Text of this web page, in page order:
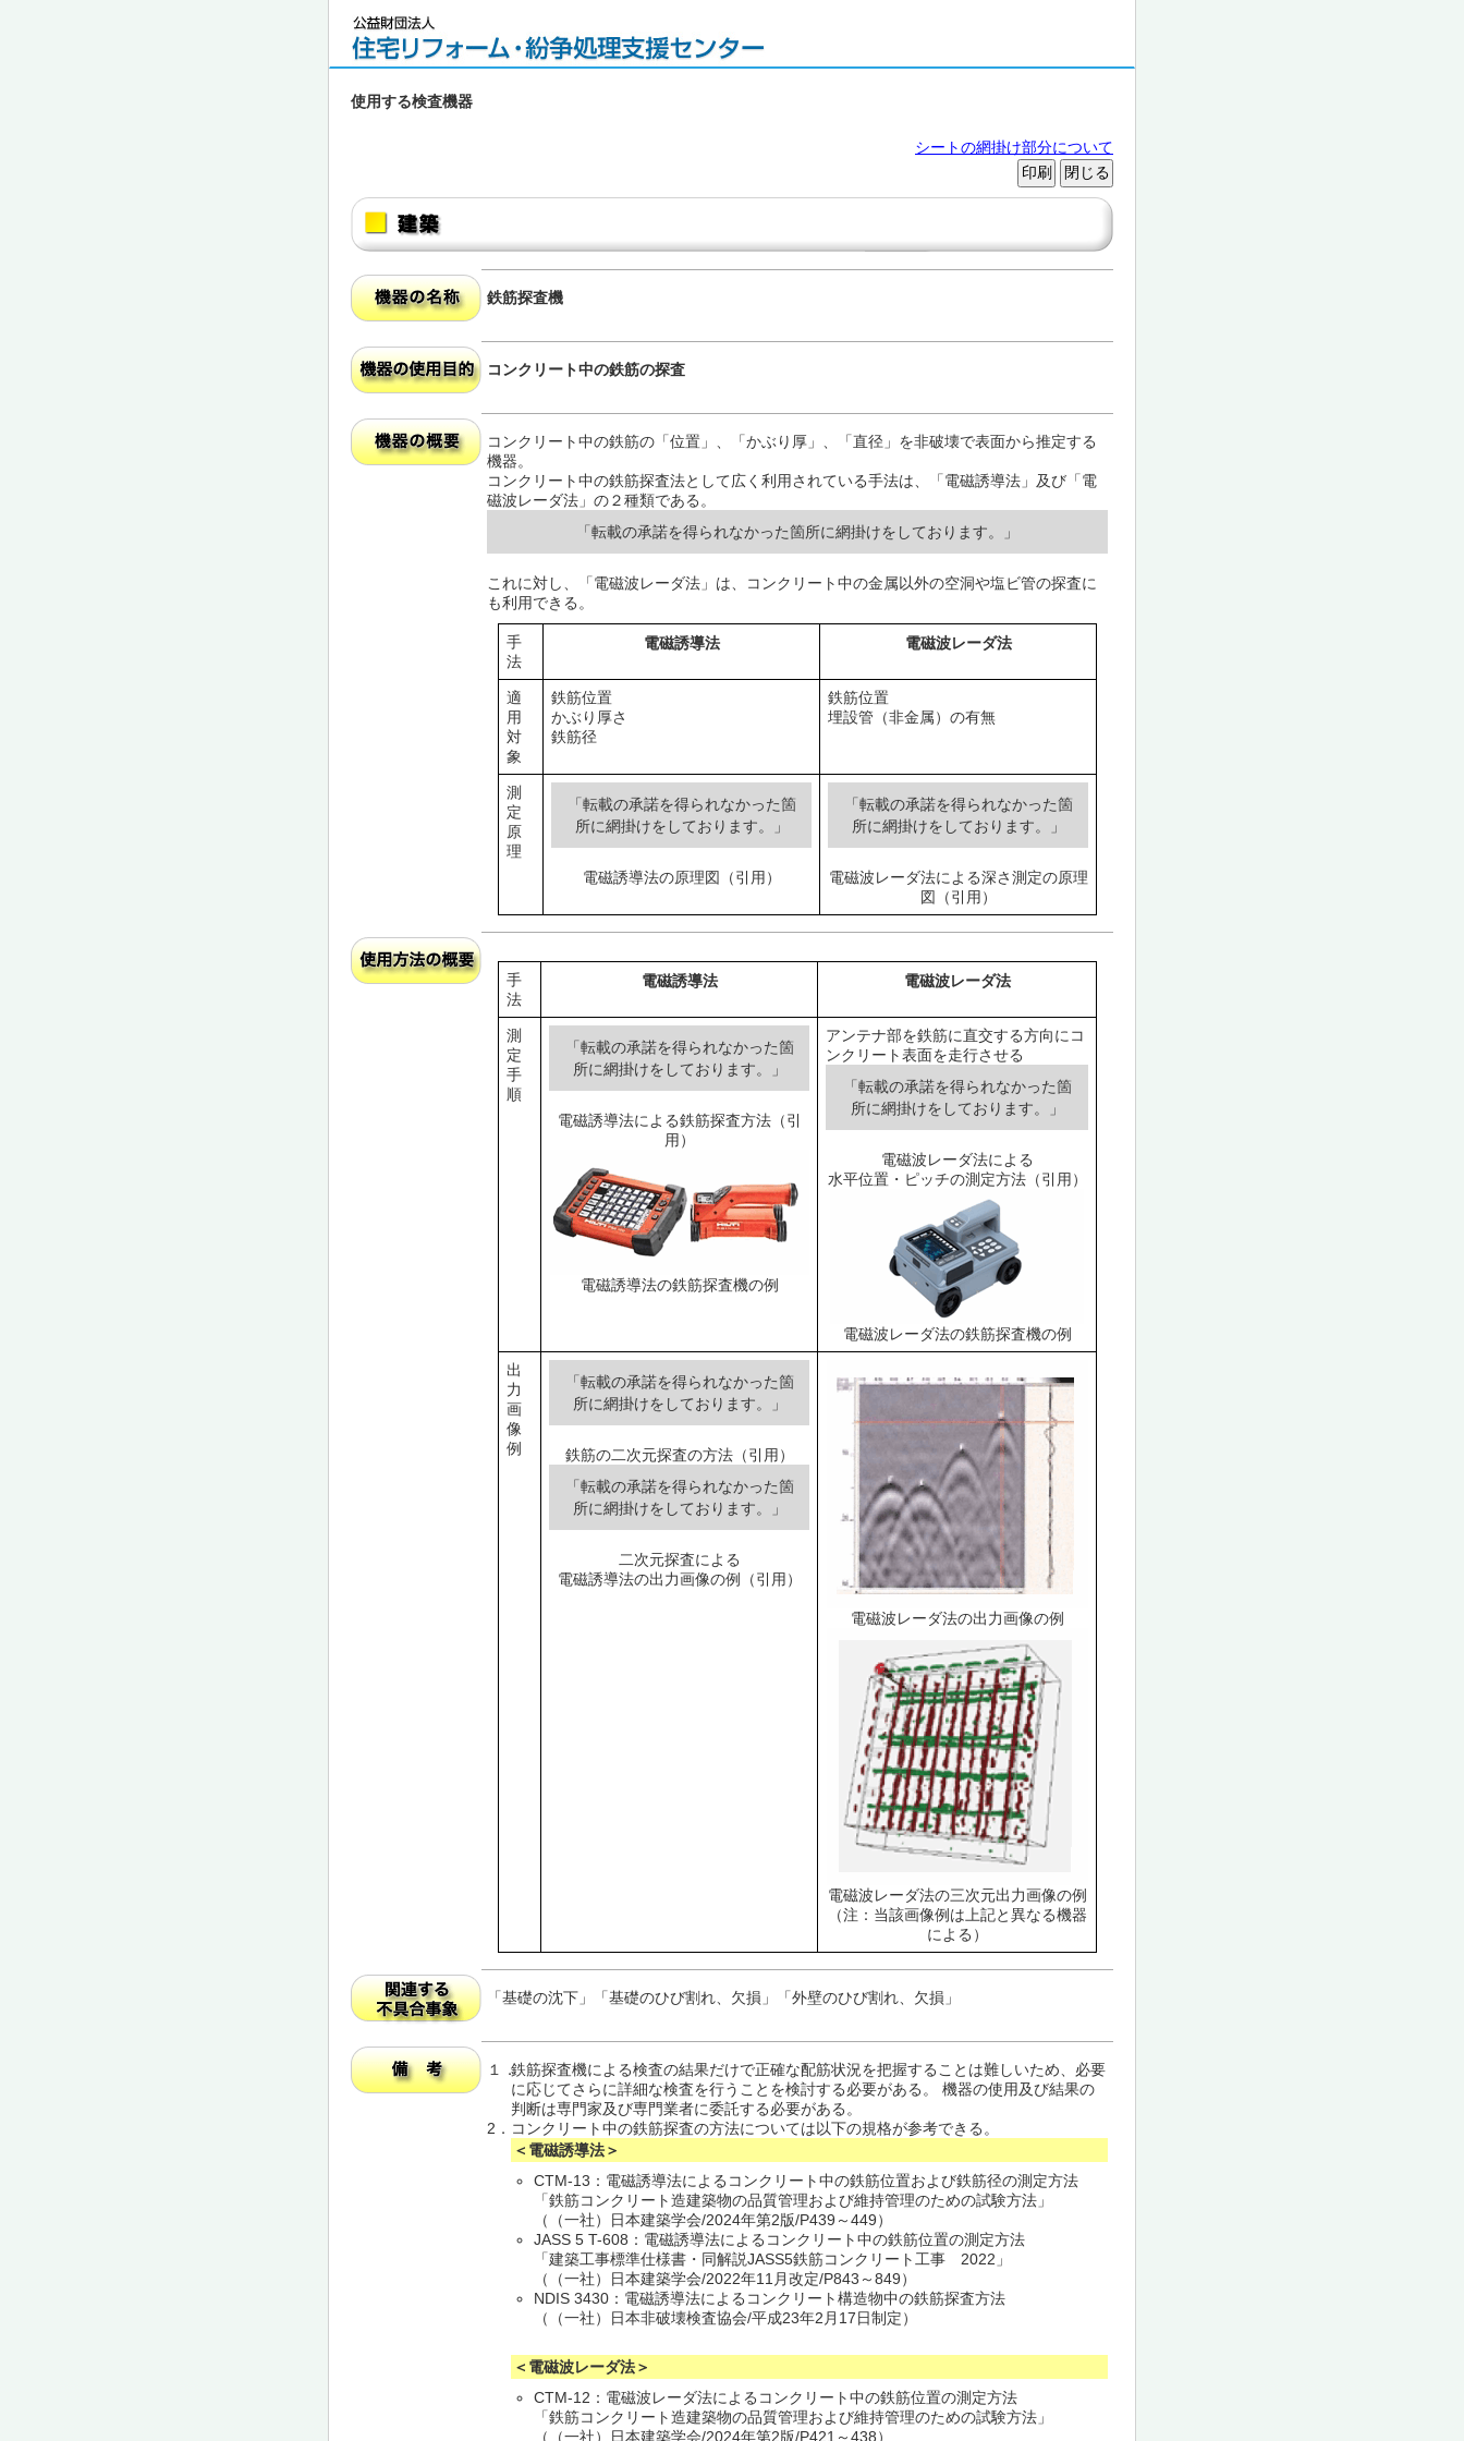
使用する検査機器
シートの網掛け部分について
鉄筋探査機
コンクリート中の鉄筋の探査
コンクリート中の鉄筋の「位置」、「かぶり厚」、「直径」を非破壊で表面から推定する
機器。
コンクリート中の鉄筋探査法として広く利用されている手法は、「電磁誘導法」及び「電
磁波レーダ法」の２種類である。
「転載の承諾を得られなかった箇所に網掛けをしております。」
これに対し、「電磁波レーダ法」は、コンクリート中の金属以外の空洞や塩ビ管の探査に
も利用できる。
手
法
電磁誘導法 電磁波レーダ法
適
用
対
象
鉄筋位置
かぶり厚さ
鉄筋径
鉄筋位置
埋設管（非金属）の有無
測
定
原
理
「転載の承諾を得られなかった箇
所に網掛けをしております。」
電磁誘導法の原理図（引用）
「転載の承諾を得られなかった箇
所に網掛けをしております。」
電磁波レーダ法による深さ測定の原理
図（引用）
手
法
電磁誘導法 電磁波レーダ法
測
定
手
順
「転載の承諾を得られなかった箇
所に網掛けをしております。」
電磁誘導法による鉄筋探査方法（引
用）
電磁誘導法の鉄筋探査機の例
アンテナ部を鉄筋に直交する方向にコ
ンクリート表面を走行させる
「転載の承諾を得られなかった箇
所に網掛けをしております。」
電磁波レーダ法による
水平位置・ピッチの測定方法（引用）
電磁波レーダ法の鉄筋探査機の例
出
力
画
像
例
「転載の承諾を得られなかった箇
所に網掛けをしております。」
鉄筋の二次元探査の方法（引用）
「転載の承諾を得られなかった箇
所に網掛けをしております。」
二次元探査による
電磁誘導法の出力画像の例（引用）
電磁波レーダ法の出力画像の例
電磁波レーダ法の三次元出力画像の例
（注：当該画像例は上記と異なる機器
による）
「基礎の沈下」「基礎のひび割れ、欠損」「外壁のひび割れ、欠損」
１．鉄筋探査機による検査の結果だけで正確な配筋状況を把握することは難しいため、必要
に応じてさらに詳細な検査を行うことを検討する必要がある。 機器の使用及び結果の
判断は専門家及び専門業者に委託する必要がある。
2． コンクリート中の鉄筋探査の方法については以下の規格が参考できる。
＜電磁誘導法＞
CTM-13：電磁誘導法によるコンクリート中の鉄筋位置および鉄筋径の測定方法
「鉄筋コンクリート造建築物の品質管理および維持管理のための試験方法」
（（一社）日本建築学会/2024年第2版/P439～449）
JASS 5 T-608：電磁誘導法によるコンクリート中の鉄筋位置の測定方法
「建築工事標準仕様書・同解説JASS5鉄筋コンクリート工事 2022」
（（一社）日本建築学会/2022年11月改定/P843～849）
NDIS 3430：電磁誘導法によるコンクリート構造物中の鉄筋探査方法
（（一社）日本非破壊検査協会/平成23年2月17日制定）
＜電磁波レーダ法＞
CTM-12：電磁波レーダ法によるコンクリート中の鉄筋位置の測定方法
「鉄筋コンクリート造建築物の品質管理および維持管理のための試験方法」
（（一社）日本建築学会/2024年第2版/P421～438）